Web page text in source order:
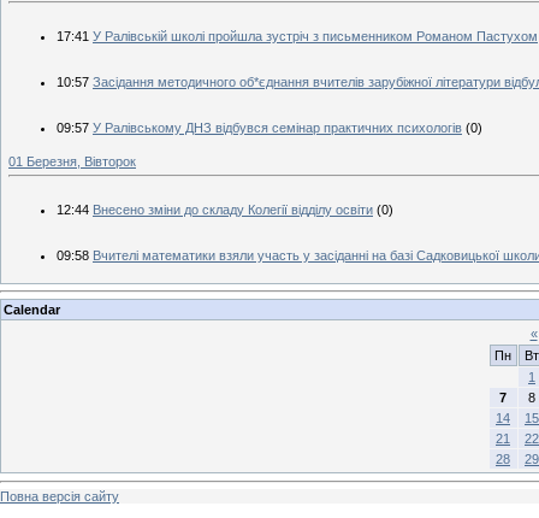
17:41 У Ралівській школі пройшла зустріч з письменником Романом Пастухом
10:57 Засідання методичного об*єднання вчителів зарубіжної літератури
09:57 У Ралівському ДНЗ відбувся семінар практичних психологів (0)
01 Березня, Вівторок
12:44 Внесено зміни до складу Колегії відділу освіти (0)
09:58 Вчителі математики взяли участь у засіданні на базі Садковицької
Calendar
«
Пн
Вт
1
7
8
14
15
21
22
28
29
Повна версія сайту